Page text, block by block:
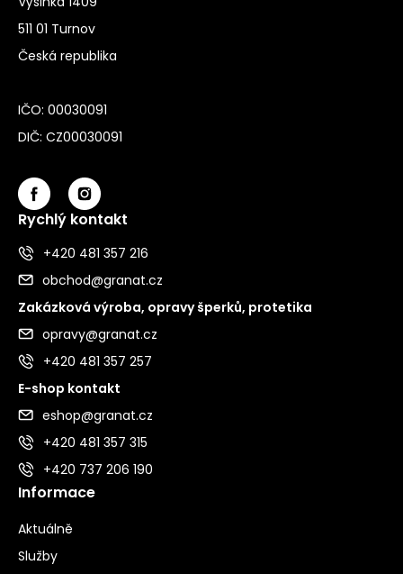
511 01 Turnov
Česká republika
IČO: 00030091
DIČ: CZ00030091
Rychlý kontakt
+420 481 357 216
obchod@granat.cz
Zakázková výroba, opravy šperků, protetika
opravy@granat.cz
+420 481 357 257
E-shop kontakt
eshop@granat.cz
+420 481 357 315
+420 737 206 190
Informace
Aktuálně
Služby